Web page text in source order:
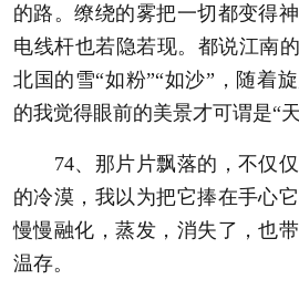
的路。缭绕的雾把一切都变得
电线杆也若隐若现。都说江南
北国的雪“如粉”“如沙”，随着
的我觉得眼前的美景才可谓是“天
74、那片片飘落的，不仅仅
的冷漠，我以为把它捧在手心
慢慢融化，蒸发，消失了，也
温存。